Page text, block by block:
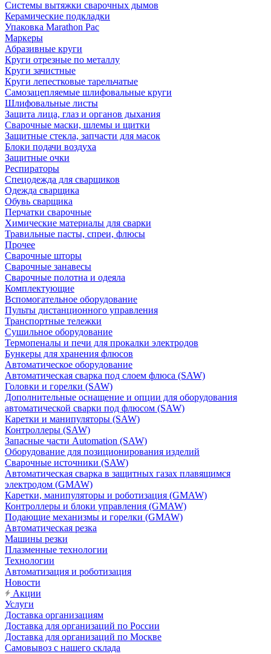
Системы вытяжки сварочных дымов
Керамические подкладки
Упаковка Marathon Pac
Маркеры
Абразивные круги
Круги отрезные по металлу
Круги зачистные
Круги лепестковые тарельчатые
Самозацепляемые шлифовальные круги
Шлифовальные листы
Защита лица, глаз и органов дыхания
Сварочные маски, шлемы и щитки
Защитные стекла, запчасти для масок
Блоки подачи воздуха
Защитные очки
Респираторы
Спецодежда для сварщиков
Одежда сварщика
Обувь сварщика
Перчатки сварочные
Химические материалы для сварки
Травильные пасты, спреи, флюсы
Прочее
Сварочные шторы
Сварочные занавесы
Сварочные полотна и одеяла
Комплектующие
Вспомогательное оборудование
Пульты дистанционного управления
Транспортные тележки
Сушильное оборудование
Термопеналы и печи для прокалки электродов
Бункеры для хранения флюсов
Автоматическое оборудование
Автоматическая сварка под слоем флюса (SAW)
Головки и горелки (SAW)
Дополнительные оснащение и опции для оборудования
автоматической сварки под флюсом (SAW)
Каретки и манипуляторы (SAW)
Контроллеры (SAW)
Запасные части Automation (SAW)
Оборудование для позиционирования изделий
Сварочные источники (SAW)
Автоматическая сварка в защитных газах плавящимся
электродом (GMAW)
Каретки, манипуляторы и роботизация (GMAW)
Контроллеры и блоки управления (GMAW)
Подающие механизмы и горелки (GMAW)
Автоматическая резка
Машины резки
Плазменные технологии
Технологии
Автоматизация и роботизация
Новости
Акции
Услуги
Доставка организациям
Доставка для организаций по России
Доставка для организаций по Москве
Самовывоз с нашего склада